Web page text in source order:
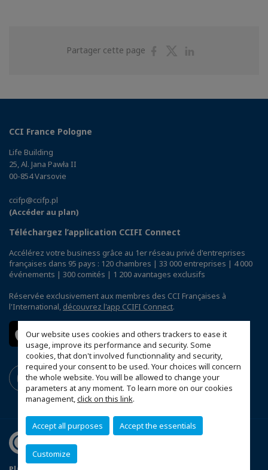
Our website uses cookies and others trackers to ease it
usage, improve its performance and security. Some
cookies, that don't involved functionnality and security,
required your consent to be used. Your choices will concern
the whole website. You will be allowed to change your
parameters at any moment. To learn more on our cookies
management,click on this link.
Accept all purposes Accept the essentials
Customize
Partager cette page
PartagerPartager
CCI France Pologne
Life Building
25, Al. Jana Pawła II
00-854 Varsovie
ccifp@ccifp.pl
(Accéder au plan)
Téléchargez l’application CCIFI Connect
Accélérez votre business grâce au 1er réseau privé d'entreprises
françaises dans 95 pays : 120 chambres | 33 000 entreprises | 4 000
événements | 300 comités | 1 200 avantages exclusifs
Réservée exclusivement aux membres des CCI Françaises à
l'International, découvrez l'app CCIFI Connect.